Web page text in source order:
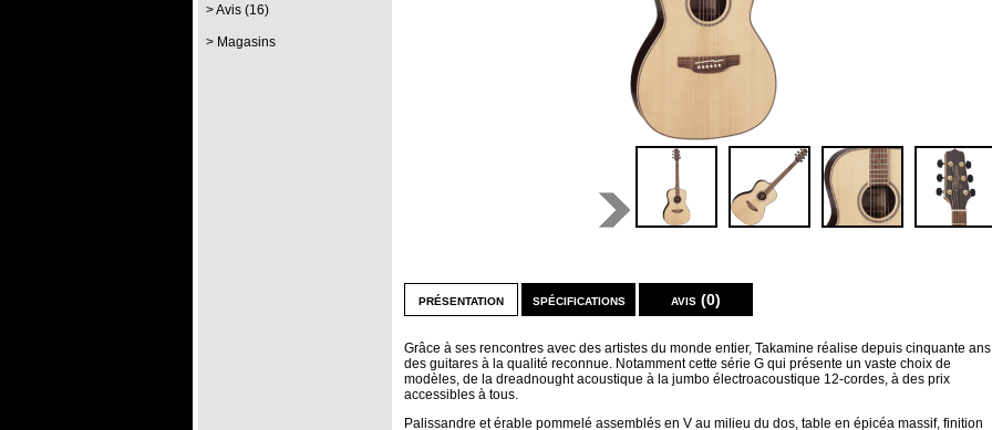
Avis (16)
Magasins
présentation
Grâce à ses rencontres avec des artistes du monde entier, Takamine réalise depuis cinquante ans
des guitares à la qualité reconnue. Notamment cette série G qui présente un vaste choix de
modèles, de la dreadnought acoustique à la jumbo électroacoustique 12-cordes, à des prix
accessibles à tous.
Palissandre et érable pommelé assemblés en V au milieu du dos, table en épicéa massif, finition
spécifications avis (0)